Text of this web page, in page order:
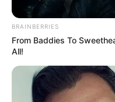
BRAINBERRIES
From Baddies To
All!